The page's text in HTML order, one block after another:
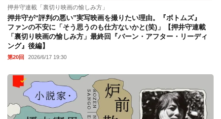
押井守連載「裏切り映画の愉しみ方」
押井守が“評判の悪い”実写映画を撮りたい理由。『ボトムズ』
ファンの不安に「そう思うのも仕方ないかと(笑)」【押井守連載
「裏切り映画の愉しみ方」最終回『バーン・アフター・リーディ
ング』後編】
第20回 2026/6/17 19:30